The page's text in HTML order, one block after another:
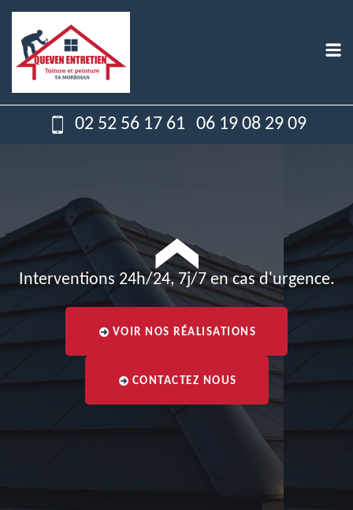
02 52 56 17 61 06 19 08 29 09
Interventions 24h/24, 7j/7 en cas d'urgence.
VOIR NOS RÉALISATIONS
CONTACTEZ NOUS